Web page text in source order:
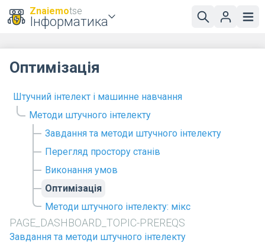
Znaiemotse
Інформатика
Штучний інтелект і машинне навчання
Методи штучного інтелекту
Завдання та методи штучного інтелекту
Перегляд простору станів
Виконання умов
Оптимізація
Методи штучного інтелекту: мікс
PAGE_DASHBOARD_TOPIC-PREREQS
Завдання та методи штучного інтелекту
Оптимізація